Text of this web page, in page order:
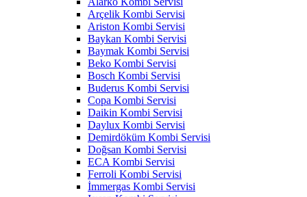
Arçelik Kombi Servisi
Ariston Kombi Servisi
Baykan Kombi Servisi
Baymak Kombi Servisi
Beko Kombi Servisi
Bosch Kombi Servisi
Buderus Kombi Servisi
Copa Kombi Servisi
Daikin Kombi Servisi
Daylux Kombi Servisi
Demirdöküm Kombi Servisi
Doğsan Kombi Servisi
ECA Kombi Servisi
Ferroli Kombi Servisi
İmmergas Kombi Servisi